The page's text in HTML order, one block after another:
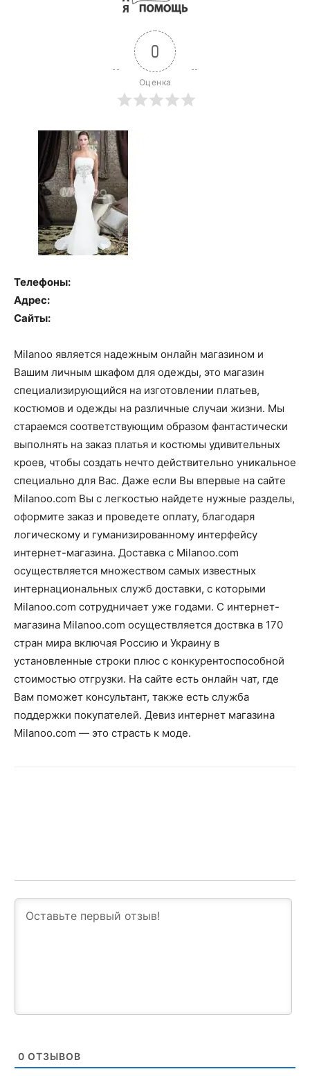
0
Оценка
Телефоны:
Адрес:
Сайты:
Milanoo является надежным онлайн магазином и
Вашим личным шкафом для одежды, это магазин
специализирующийся на изготовлении платьев,
костюмов и одежды на различные случаи жизни. Мы
стараемся соответствующим образом фантастически
выполнять на заказ платья и костюмы удивительных
кроев, чтобы создать нечто действительно уникальное
специально для Вас. Даже если Вы впервые на сайте
Milanoo.com Вы с легкостью найдете нужные разделы,
оформите заказ и проведете оплату, благодаря
логическому и гуманизированному интерфейсу
интернет-магазина. Доставка с Milanoo.com
осуществляется множеством самых известных
интернациональных служб доставки, с которыми
Milanoo.com сотрудничает уже годами. С интернет-
магазина Milanoo.com осуществляется доствка в 170
стран мира включая Россию и Украину в
установленные строки плюс с конкурентоспособной
стоимостью отгрузки. На сайте есть онлайн чат, где
Вам поможет консультант, также есть служба
поддержки покупателей. Девиз интернет магазина
Milanoo.com — это страсть к моде.
0 ОТЗЫВОВ